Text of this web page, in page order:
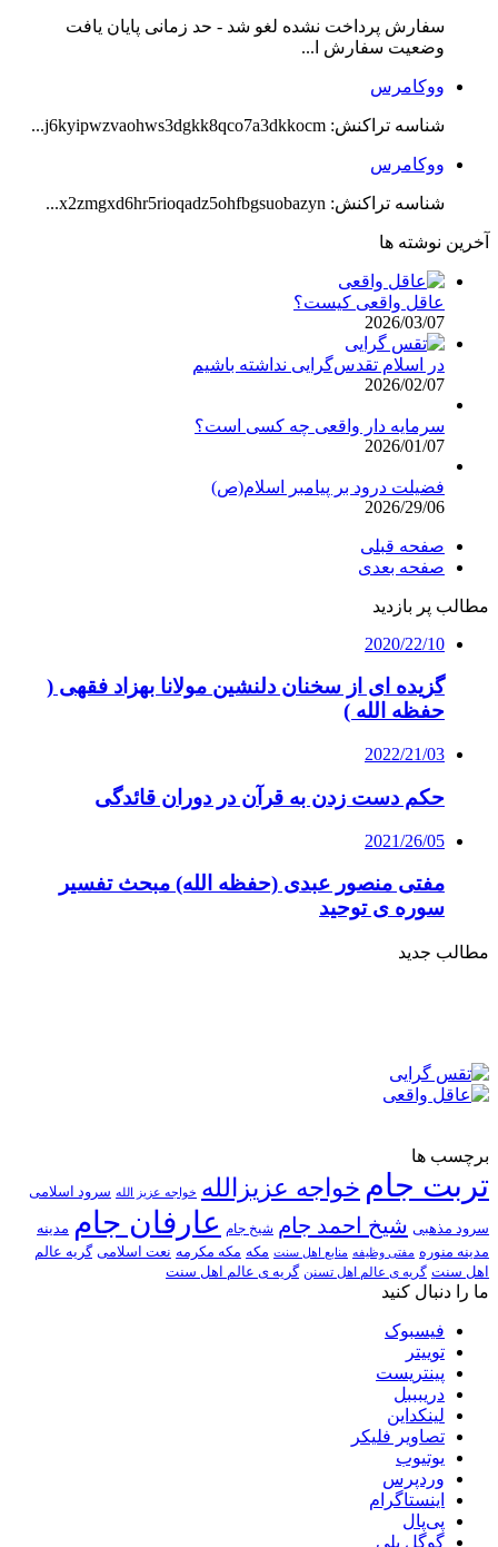
سفارش پرداخت نشده لغو شد - حد زمانی پایان یافت
وضعیت سفارش ا...
ووکامرس
شناسه تراکنش: j6kyipwzvaohws3dgkk8qco7a3dkkocm...
ووکامرس
شناسه تراکنش: x2zmgxd6hr5rioqadz5ohfbgsuobazyn...
آخرین نوشته ها
عاقل واقعی کیست؟
2026/03/07
در اسلام تقدس‌گرایی نداشته باشیم
2026/02/07
سرمایه دار واقعی چه کسی است؟
2026/01/07
فضیلت درود بر پیامبر اسلام(ص)
2026/29/06
صفحه قبلی
صفحه بعدی
مطالب پر بازدید
2020/22/10
گزیده ای از سخنان دلنشین مولانا بهزاد فقهی (
حفظه الله )
2022/21/03
حکم دست زدن به قرآن در دوران قائدگی
2021/26/05
مفتی منصور عبدی (حفظه الله) مبحث تفسیر
سوره ی توحید
مطالب جدید
برچسب ها
تربت جام خواجه عزیزالله خواجه عزیز الله سرود اسلامی
سرود مذهبی شیخ احمد جام شیخ جام عارفان جام مدینه
مدینه منوره مفتی وظیفه منابع اهل سنت مکه مکه مکرمه نعت اسلامی گریه عالم
اهل سنت گریه ی عالم اهل تسنن گریه ی عالم اهل سنت
ما را دنبال کنید
فیسبوک
توییتر
پینتریست
دریبببل
لینکداین
تصاویر فلیکر
یوتیوب
وردپرس
اینستاگرام
پی‌پال
گوگل پلی